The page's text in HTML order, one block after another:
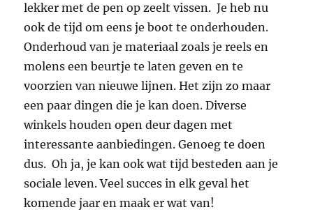
lekker met de pen op zeelt vissen. Je heb nu
ook de tijd om eens je boot te onderhouden.
Onderhoud van je materiaal zoals je reels en
molens een beurtje te laten geven en te
voorzien van nieuwe lijnen. Het zijn zo maar
een paar dingen die je kan doen. Diverse
winkels houden open deur dagen met
interessante aanbiedingen. Genoeg te doen
dus. Oh ja, je kan ook wat tijd besteden aan je
sociale leven. Veel succes in elk geval het
komende jaar en maak er wat van!